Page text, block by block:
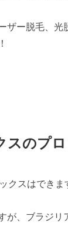
ザー脱毛、
スのプロ
クスはできま
が、ブラジ